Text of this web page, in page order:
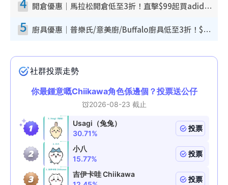
開倉優惠｜馬拉松開倉低至3折！直擊$99起買adidas／New Balance／Puma鞋款 STANLEY保溫杯劈價至$119起
5 廚具優惠｜普樂氏/意美廚/Buffalo廚具低至3折！$89起買煎鍋／炒鑊／個人鍋 同場小家電激減至$99起